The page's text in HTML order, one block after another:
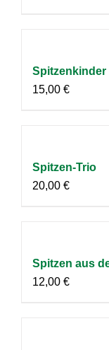
Spitzenkinder
15,00 €
Spitzen-Trio
20,00 €
Spitzen aus
12,00 €